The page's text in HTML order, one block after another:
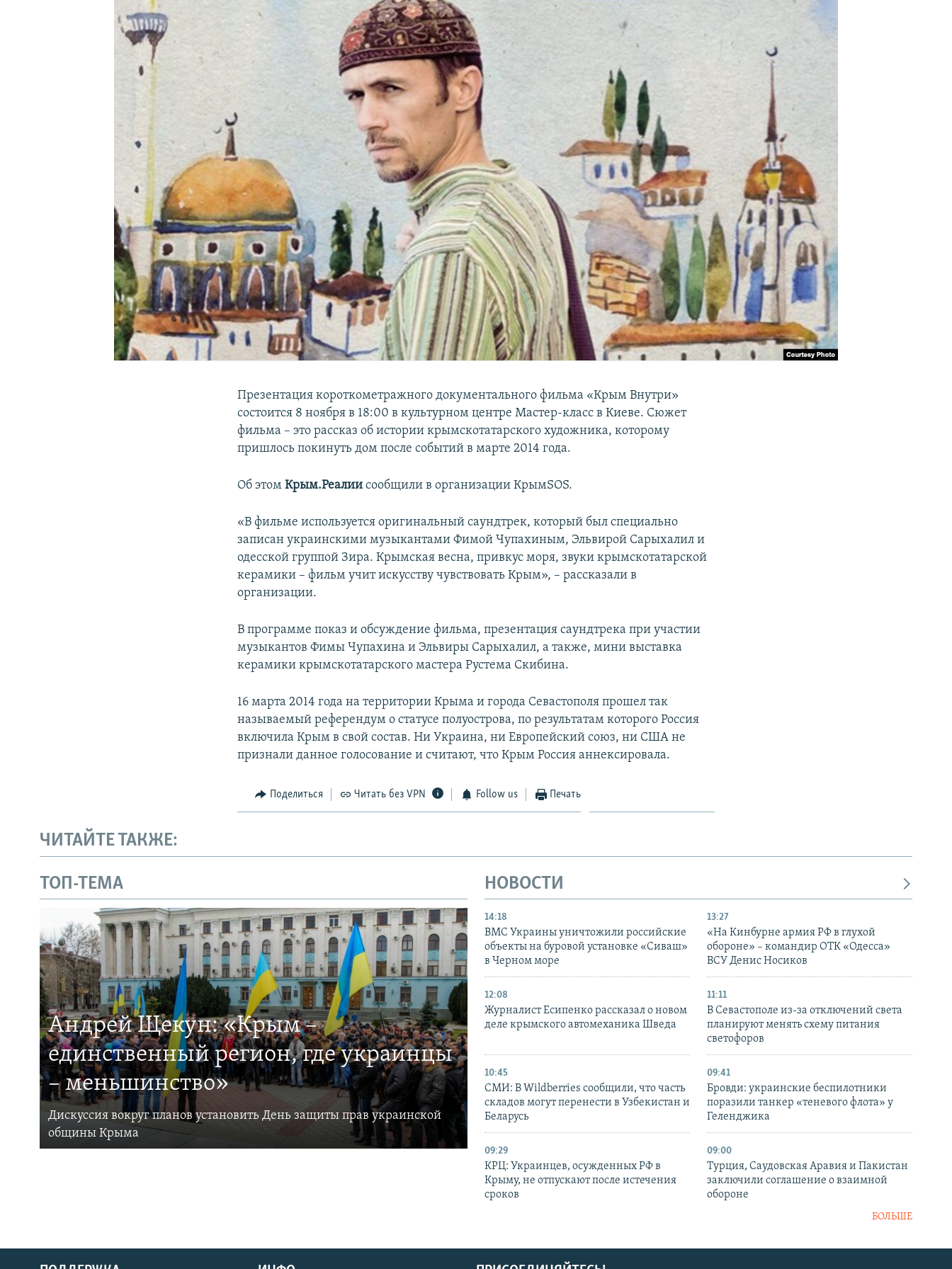
КРЫМ.НЕПОКОРЕННЫЙ
УКРАИНСКАЯ ПРОБЛЕМА КРЫМА
Презентация короткометражного документального фильма «Крым Внутри»
состоится 8 ноября в 18:00 в культурном центре Мастер-класс в Киеве. Сюжет
фильма – это рассказ об истории крымскотатарского художника, которому
пришлось покинуть дом после событий в марте 2014 года.
Об этом Крым.Реалиисообщили в организации КрымSOS.
«В фильме используется оригинальный саундтрек, который был специально
записан украинскими музыкантами Фимой Чупахиным, Эльвирой Сарыхалил и
одесской группой Зира. Крымская весна, привкус моря, звуки крымскотатарской
керамики – фильм учит искусству чувствовать Крым», – рассказали в
организации.
В программе показ и обсуждение фильма, презентация саундтрека при участии
музыкантов Фимы Чупахина и Эльвиры Сарыхалил, а также, мини выставка
керамики крымскотатарского мастера Рустема Скибина.
16 марта 2014 года на территории Крыма и города Севастополя прошел так
называемый референдум о статусе полуострова, по результатам которого Россия
включила Крым в свой состав. Ни Украина, ни Европейский союз, ни США не
признали данное голосование и считают, что Крым Россия аннексировала.
Поделиться Читать без VPN Follow us Печать
ЧИТАЙТЕ ТАКЖЕ:
ТОП-ТЕМА
Андрей Щекун: «Крым –
единственный регион, где украинцы
– меньшинство»
Дискуссия вокруг планов установить День защиты прав украинской
общины Крыма
НОВОСТИ
14:18
ВМС Украины уничтожили российские
объекты на буровой установке «Сиваш»
в Черном море
13:27
«На Кинбурне армия РФ в глухой
обороне» – командир ОТК «Одесса»
ВСУ Денис Носиков
12:08
Журналист Есипенко рассказал о новом
деле крымского автомеханика Шведа
11:11
В Севастополе из-за отключений света
планируют менять схему питания
светофоров
10:45
СМИ: В Wildberries сообщили, что часть
складов могут перенести в Узбекистан и
Беларусь
09:41
Бровди: украинские беспилотники
поразили танкер «теневого флота» у
Геленджика
09:29
КРЦ: Украинцев, осужденных РФ в
Крыму, не отпускают после истечения
сроков
09:00
Турция, Саудовская Аравия и Пакистан
заключили соглашение о взаимной
обороне
БОЛЬШЕ